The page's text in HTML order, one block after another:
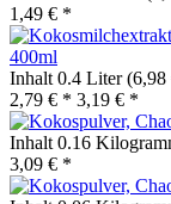
1,49 € *
400ml
Inhalt 0.4 Liter
2,79 € * 3,19 € *
Inhalt 0.16
3,09 € *